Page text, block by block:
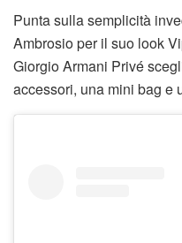
Punta sulla semplicità
Ambrosio per il suo look
Giorgio Armani Privé
accessori, una mini bag e